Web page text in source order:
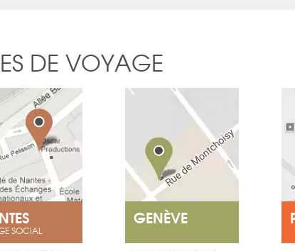
DE VOYAGE
SOCIAL
GENÈVE